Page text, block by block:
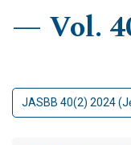
Vol.
JASBB 40(2) 2024